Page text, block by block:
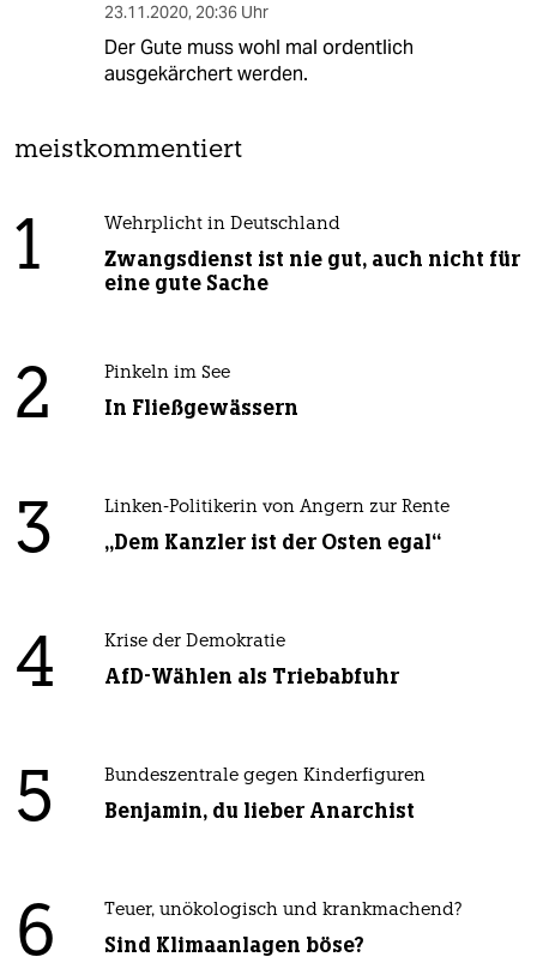
23.11.2020, 20:36 Uhr
Der Gute muss wohl mal ordentlich
ausgekärchert werden.
meistkommentiert
1 Wehrplicht in Deutschland
Zwangsdienst ist nie gut, auch nicht für
eine gute Sache
2 Pinkeln im See
In Fließgewässern
3 Linken-Politikerin von Angern zur Rente
„Dem Kanzler ist der Osten egal“
4 Krise der Demokratie
AfD-Wählen als Triebabfuhr
5 Bundeszentrale gegen Kinderfiguren
Benjamin, du lieber Anarchist
6 Teuer, unökologisch und krankmachend?
Sind Klimaanlagen böse?